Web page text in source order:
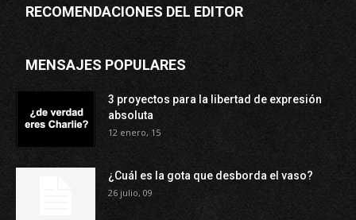
RECOMENDACIONES DEL EDITOR
MENSAJES POPULARES
3 proyectos para la libertad de expresión
absoluta
12 enero, 15
¿Cuál es la gota que desborda el vaso?
26 julio, 09